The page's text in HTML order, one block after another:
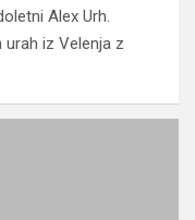
Alex Urh.
iz Velenja z